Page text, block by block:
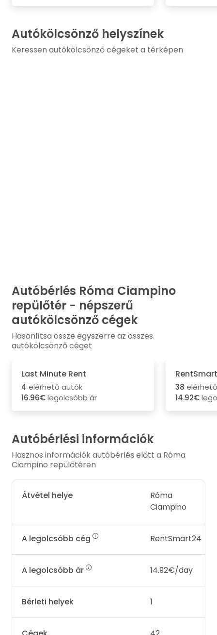
Autókölcsönző helyszínek
Keressen autókölcsönző cégeket a térképen
Autóbérlés Róma Ciampino
repülőtér - népszerű
autókölcsönző cégek
Hasonlítsa össze egyszerre az összes
autókölcsönző céget
Last Minute Rent
4 elérhető autók
16.96€legolcsóbb ár
38
14.92€
Autóbérlési információk
Hasznos információk autóbérlés előtt a Róma
Ciampino repülőtéren
Átvétel helye
Róma
Ciampino
A legolcsóbb cég RentSmart24
A legolcsóbb ár 14.92€/day
Bérleti helyek 1